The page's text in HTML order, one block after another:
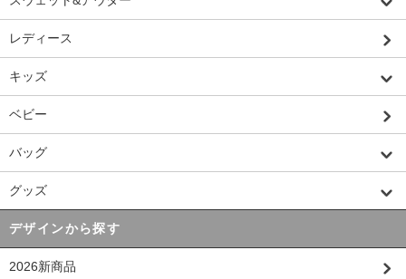
レディース
キッズ
ベビー
バッグ
グッズ
デザインから探す
2026新商品